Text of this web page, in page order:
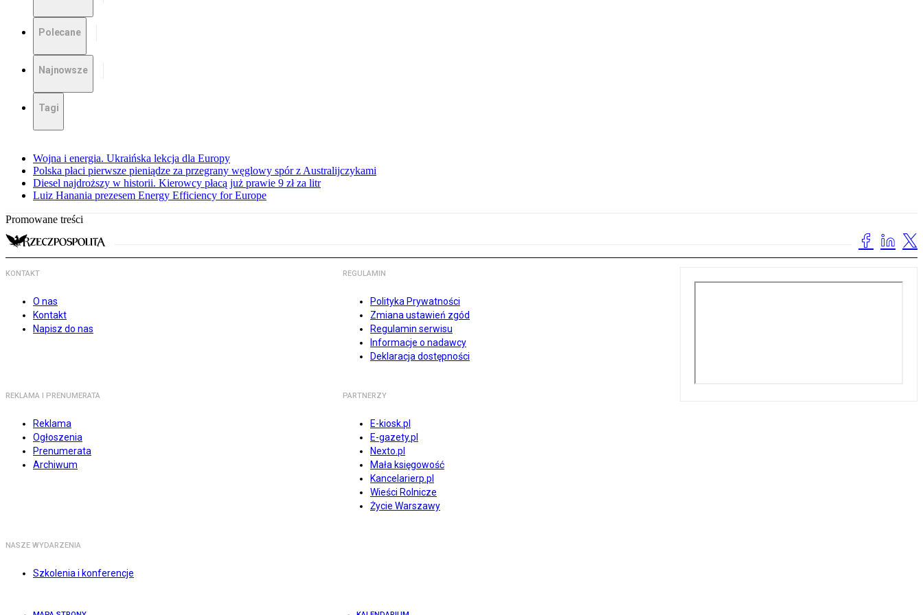
Polecane
Najnowsze
Tagi
Wojna i energia. Ukraińska lekcja dla Europy
Polska płaci pierwsze pieniądze za przegrany węglowy spór z Australijczykami
Diesel najdroższy w historii. Kierowcy płacą już prawie 9 zł za litr
Luiz Hanania prezesem Energy Efficiency for Europe
Promowane treści
KONTAKT
O nas
Kontakt
Napisz do nas
REGULAMIN
Polityka Prywatności
Zmiana ustawień zgód
Regulamin serwisu
Informacje o nadawcy
Deklaracja dostępności
REKLAMA I PRENUMERATA
Reklama
Ogłoszenia
Prenumerata
Archiwum
PARTNERZY
E-kiosk.pl
E-gazety.pl
Nexto.pl
Mała księgowość
Kancelarierp.pl
Wieści Rolnicze
Życie Warszawy
NASZE WYDARZENIA
Szkolenia i konferencje